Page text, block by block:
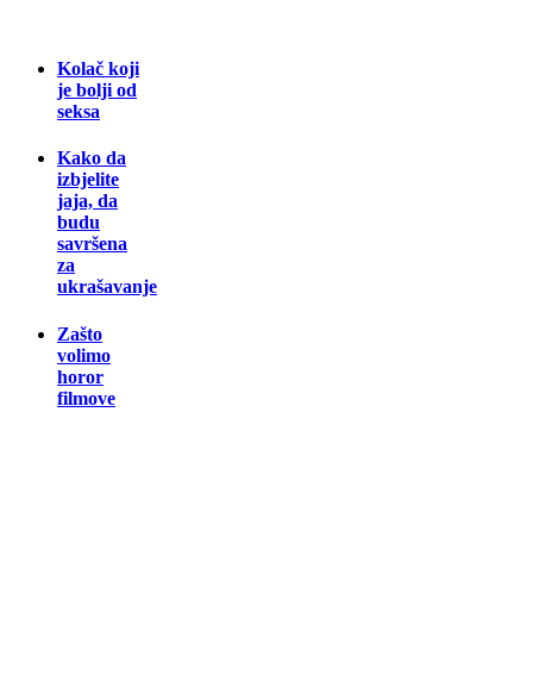
Kolač koji
je bolji od
seksa
Kako da
izbjelite
jaja, da
budu
savršena
za
ukrašavanje
Zašto
volimo
horor
filmove